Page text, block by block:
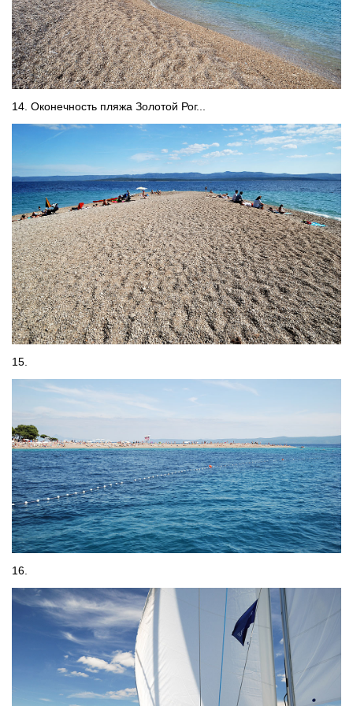
14. Оконечность пляжа Золотой Рог...
15.
16.